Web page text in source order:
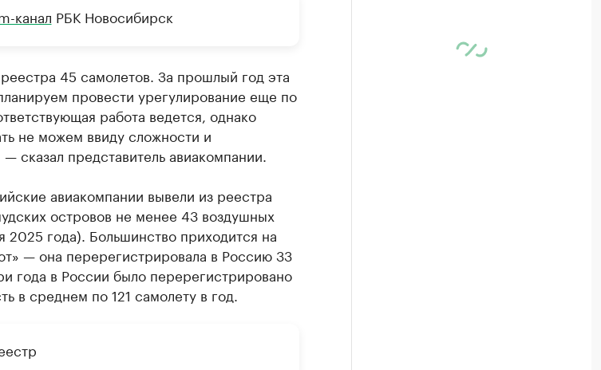
канал РБК Новосибирск
45 самолетов. За прошлый год эта
провести урегулирование еще по
работа ведется, однако
не можем ввиду сложности и
сказал представитель авиакомпании.
авиакомпании вывели из реестра
островов не менее 43 воздушных
2025 года). Большинство приходится на
— она перерегистрировала в Россию 33
года в России было перерегистрировано
в среднем по 121 самолету в год.